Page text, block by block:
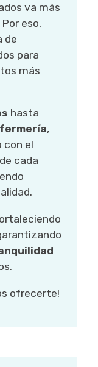
va más
eso,
de
para
más
hasta
,
con el
cada
ofrecerte!